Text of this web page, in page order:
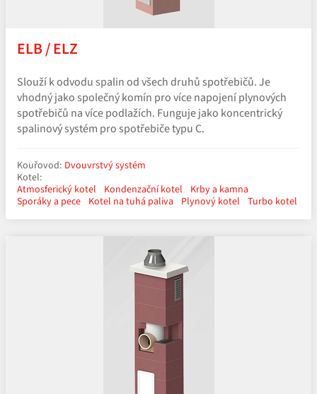
ELB / ELZ
Slouží k odvodu spalin od všech druhů spotřebičů. Je
vhodný jako společný komín pro více napojení plynových
spotřebičů na více podlažích. Funguje jako koncentrický
spalinový systém pro spotřebiče typu C.
Kouřovod: Dvouvrstvý systém
Kotel:
Atmosferický kotel
Kondenzační kotel
Krby a kamna
Sporáky a pece Kotel na tuhá paliva Plynový kotel Turbo kotel